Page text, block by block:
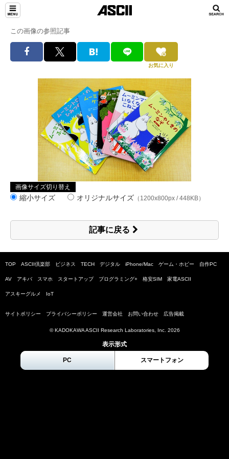
この画像の参照記事
お気に入り
画像サイズ切り替え
縮小サイズ オリジナルサイズ （1200x800px / 448KB）
記事に戻る
TOP ASCII倶楽部 ビジネス TECH デジタル iPhone/Mac ゲーム・ホビー 自作PC
AV アキバ スマホ スタートアップ プログラミング+ 格安SIM 家電ASCII
アスキーグルメ IoT
サイトポリシー プライバシーポリシー 運営会社 お問い合わせ 広告掲載
© KADOKAWA ASCII Research Laboratories, Inc. 2026
表示形式
PC スマートフォン